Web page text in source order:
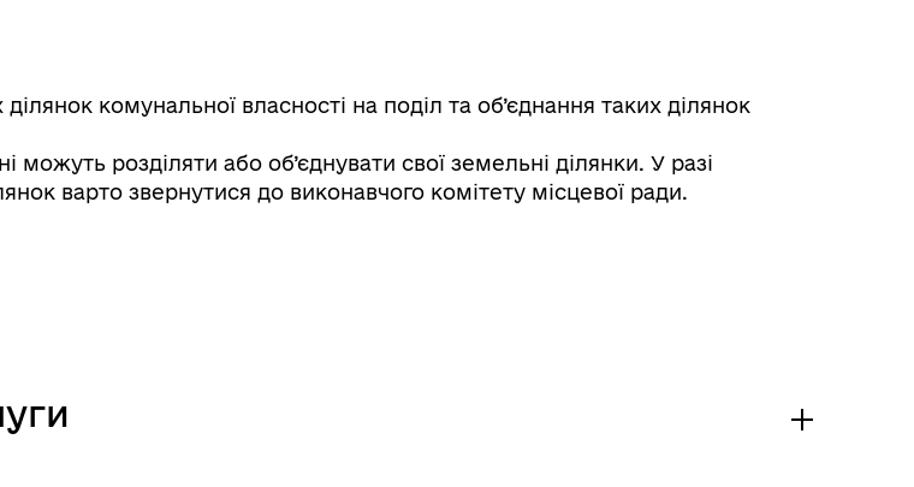
комунальної власності на поділ та об’єднання таких ділянок
можуть розділяти або об’єднувати свої земельні ділянки. У разі
варто звернутися до виконавчого комітету місцевої ради.